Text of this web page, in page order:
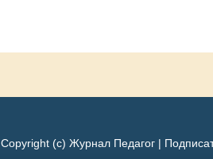
Copyright (c) Журнал Педагог |